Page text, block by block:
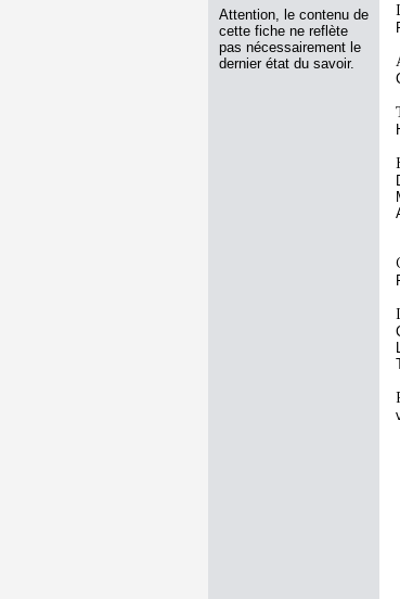
Attention, le contenu de
cette fiche ne reflète
pas nécessairement le
dernier état du savoir.